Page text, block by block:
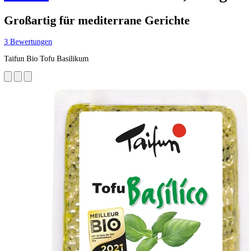
Großartig für mediterrane Gerichte
3 Bewertungen
Taifun Bio Tofu Basilikum